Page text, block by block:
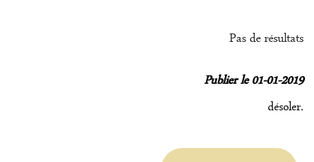
Pas de résultats
Publier le 01-01-2019
désoler.